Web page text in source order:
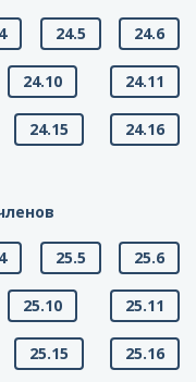
24.5 24.6
24.10 24.11
24.15 24.16
25.5 25.6
25.10 25.11
25.15 25.16